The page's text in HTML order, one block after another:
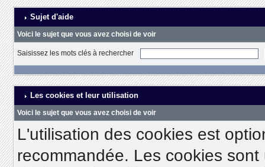
Sujet d'aide
Voici le sujet que vous avez choisi de voir
Saisissez les mots clés à rechercher
Les cookies et leur utilisation
Voici le sujet que vous avez choisi de voir
L'utilisation des cookies est
recommandée. Les cookies